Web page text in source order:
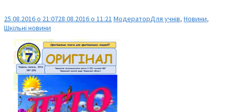
25.08.2016 о 21:0728.08.2016 о 11:21 МодераторДля учнів, Новини,
Шкільні новини